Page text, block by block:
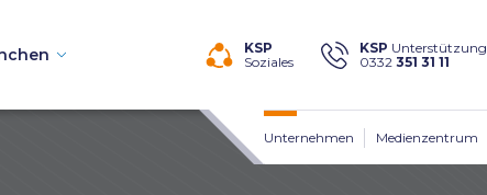
Social Media
KSP
Soziales
KSP Unterstützung
0332 351 31 11
Unternehmen Medienzentrum